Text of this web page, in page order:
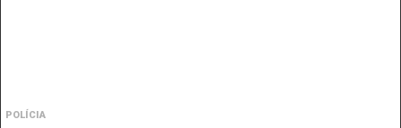
POLÍCIA